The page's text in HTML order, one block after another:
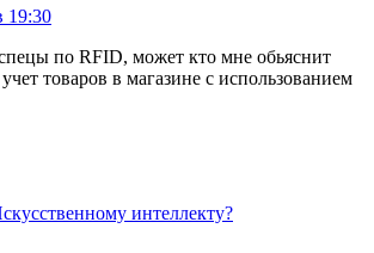
19:30
спецы по RFID, может кто мне обьяснит
товаров в магазине с использованием
интеллекту?